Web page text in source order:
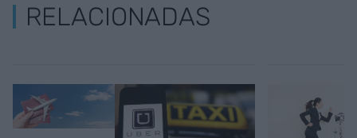
RELACIONADAS